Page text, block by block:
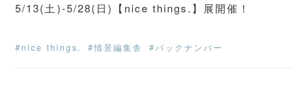
5/13(土)-5/28(日)【nice things.】展開催！
#nice things. #情景編集舎 #バックナンバー